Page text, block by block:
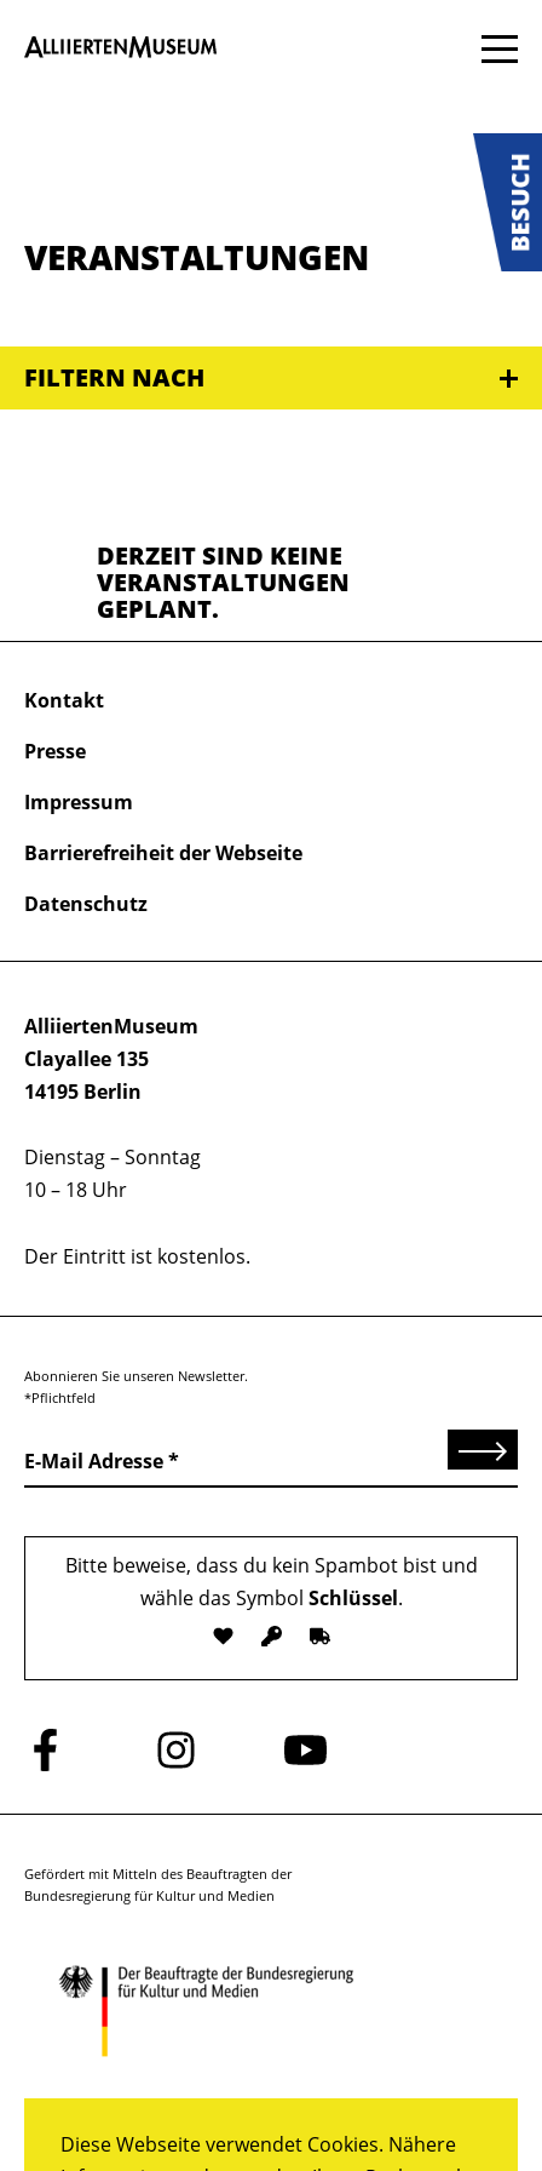
Diese Webseite verwendet Cookies. Nähere
VERANSTALTUNGEN
FILTERN NACH
DERZEIT SIND KEINE
VERANSTALTUNGEN
GEPLANT.
AlliiertenMuseum
Clayallee 135
14195 Berlin
Dienstag – Sonntag
10 – 18 Uhr
Der Eintritt ist kostenlos.
Kontakt
Presse
Impressum
Barrierefreiheit der Webseite
Datenschutz
Abonnieren Sie unseren Newsletter.
*Pflichtfeld
E-Mail Adresse Senden
Bitte beweise, dass du kein Spambot bist und
wähle das Symbol Schlüssel.
Folge
uns
auf
Folge
uns
auf
Folge
auf
Gefördert mit Mitteln des Beauftragten der
Bundesregierung für Kultur und Medien